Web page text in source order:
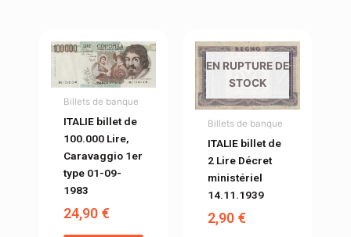
Billets de banque
ITALIE billet de
100.000 Lire,
Caravaggio 1er
type 01-09-
1983
24,90€
EN RUPTURE DE
STOCK
Billets de banque
ITALIE billet de
2 Lire Décret
ministériel
14.11.1939
2,90€